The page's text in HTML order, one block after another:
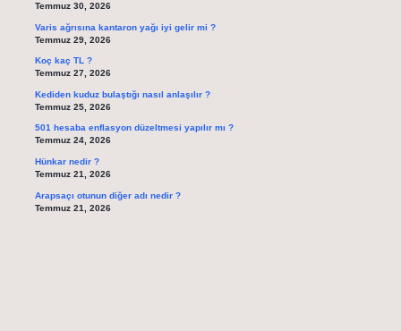
Temmuz 30, 2026
Varis ağrısına kantaron yağı iyi gelir mi ?
Temmuz 29, 2026
Koç kaç TL ?
Temmuz 27, 2026
Kediden kuduz bulaştığı nasıl anlaşılır ?
Temmuz 25, 2026
501 hesaba enflasyon düzeltmesi yapılır mı ?
Temmuz 24, 2026
Hünkar nedir ?
Temmuz 21, 2026
Arapsaçı otunun diğer adı nedir ?
Temmuz 21, 2026